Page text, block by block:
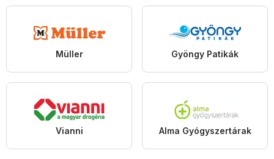
Müller Gyöngy Patikák
Vianni Alma Gyógyszertárak